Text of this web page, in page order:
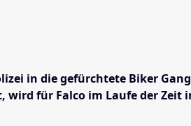
in die gefürchtete Biker
für Falco im Laufe der